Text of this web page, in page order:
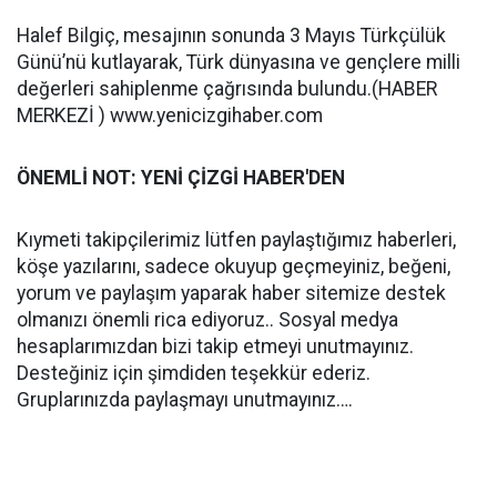
Halef Bilgiç, mesajının sonunda 3 Mayıs Türkçülük
Günü’nü kutlayarak, Türk dünyasına ve gençlere milli
değerleri sahiplenme çağrısında bulundu.(HABER
MERKEZİ ) www.yenicizgihaber.com
ÖNEMLİ NOT: YENİ ÇİZGİ HABER'DEN
Kıymeti takipçilerimiz lütfen paylaştığımız haberleri,
köşe yazılarını, sadece okuyup geçmeyiniz, beğeni,
yorum ve paylaşım yaparak haber sitemize destek
olmanızı önemli rica ediyoruz.. Sosyal medya
hesaplarımızdan bizi takip etmeyi unutmayınız.
Desteğiniz için şimdiden teşekkür ederiz.
Gruplarınızda paylaşmayı unutmayınız….